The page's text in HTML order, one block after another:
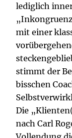
lediglich
mit einer
stimmt der
bisschen
Die
nach Carl